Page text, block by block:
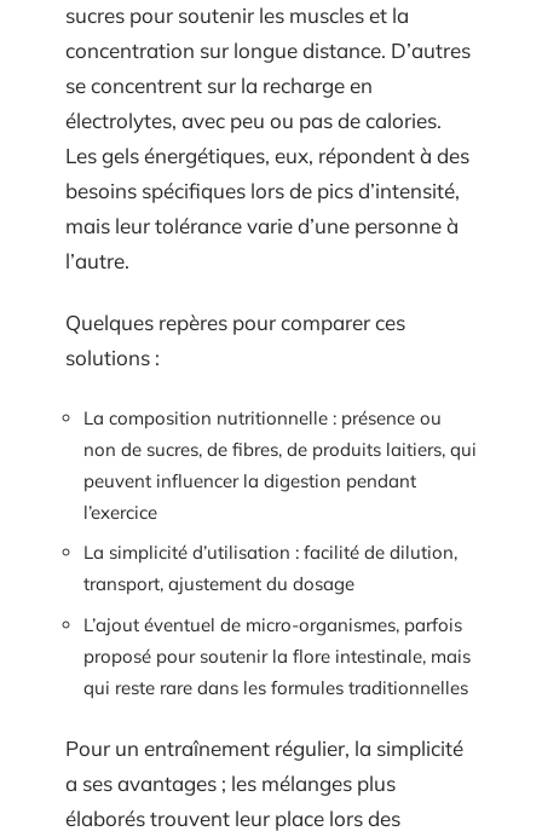
sucres pour soutenir les muscles et la
concentration sur longue distance. D’autres
se concentrent sur la recharge en
électrolytes, avec peu ou pas de calories.
Les gels énergétiques, eux, répondent à des
besoins spécifiques lors de pics d’intensité,
mais leur tolérance varie d’une personne à
l’autre.
Quelques repères pour comparer ces
solutions :
La composition nutritionnelle : présence ou
non de sucres, de fibres, de produits laitiers, qui
peuvent influencer la digestion pendant
l’exercice
La simplicité d’utilisation : facilité de dilution,
transport, ajustement du dosage
L’ajout éventuel de micro-organismes, parfois
proposé pour soutenir la flore intestinale, mais
qui reste rare dans les formules traditionnelles
Pour un entraînement régulier, la simplicité
a ses avantages ; les mélanges plus
élaborés trouvent leur place lors des